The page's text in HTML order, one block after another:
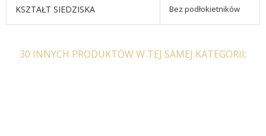
KSZTAŁT SIEDZISKA Bez podłokietników
30 INNYCH PRODUKTÓW W TEJ SAMEJ KATEGORII: